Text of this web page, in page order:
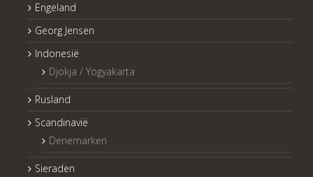
Engeland
Georg Jensen
Indonesië
Djokja / Yogyakarta
Rusland
Scandinavië
Denemarken
Sieraden